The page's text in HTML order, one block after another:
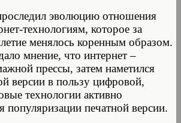
эволюцию отношения
технологиям, которое за
менялось коренным образом.
мнение, что интернет –
прессы, затем наметился
версии в пользу цифровой,
технологии активно
популяризации печатной версии.